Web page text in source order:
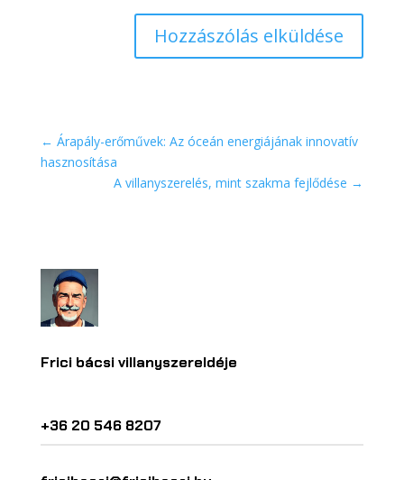
Hozzászólás elküldése
← Árapály-erőművek: Az óceán energiájának innovatív
hasznosítása
A villanyszerelés, mint szakma fejlődése →
Frici bácsi villanyszereldéje
+36 20 546 8207